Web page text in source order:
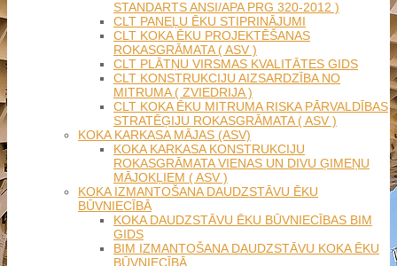
STANDARTS ANSI/APA PRG 320-2012 )
CLT PANEĻU ĒKU STIPRINĀJUMI
CLT KOKA ĒKU PROJEKTĒŠANAS
ROKASGRĀMATA ( ASV )
CLT PLĀTŅU VIRSMAS KVALITĀTES GIDS
CLT KONSTRUKCIJU AIZSARDZĪBA NO
MITRUMA ( ZVIEDRIJA )
CLT KOKA ĒKU MITRUMA RISKA PĀRVALDĪBAS
STRATĒĢIJU ROKASGRĀMATA ( ASV )
KOKA KARKASA MĀJAS (ASV)
KOKA KARKASA KONSTRUKCIJU
ROKASGRĀMATA VIENAS UN DIVU ĢIMEŅU
MĀJOKĻIEM ( ASV )
KOKA IZMANTOŠANA DAUDZSTĀVU ĒKU
BŪVNIECĪBĀ
KOKA DAUDZSTĀVU ĒKU BŪVNIECĪBAS BIM
GIDS
BIM IZMANTOŠANA DAUDZSTĀVU KOKA ĒKU
BŪVNIECĪBĀ